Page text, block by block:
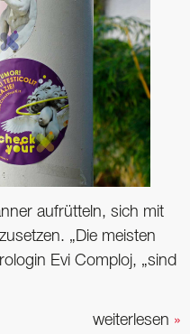
aufrütteln, sich mit
„Die meisten
Evi Comploj, „sind
weiterlesen »